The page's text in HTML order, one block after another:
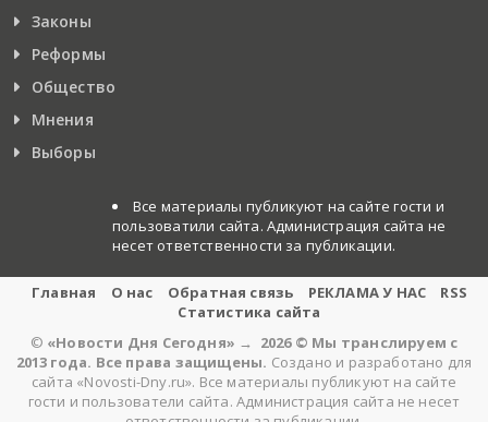
Законы
Реформы
Общество
Мнения
Выборы
Все материалы публикуют на сайте гости и
пользоватили сайта. Администрация сайта не
несет ответственности за публикации.
Главная О нас Обратная связь РЕКЛАМА У НАС
RSS
Статистика сайта
© «Новости Дня Сегодня» → 2026© Мы транслируем с
2013 года. Все права защищены. Создано и разработано для
сайта «Novosti-Dny.ru». Все материалы публикуют на сайте
гости и пользователи сайта. Администрация сайта не несет